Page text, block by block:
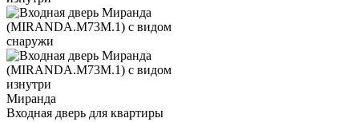
Миранда
Входная дверь для квартиры